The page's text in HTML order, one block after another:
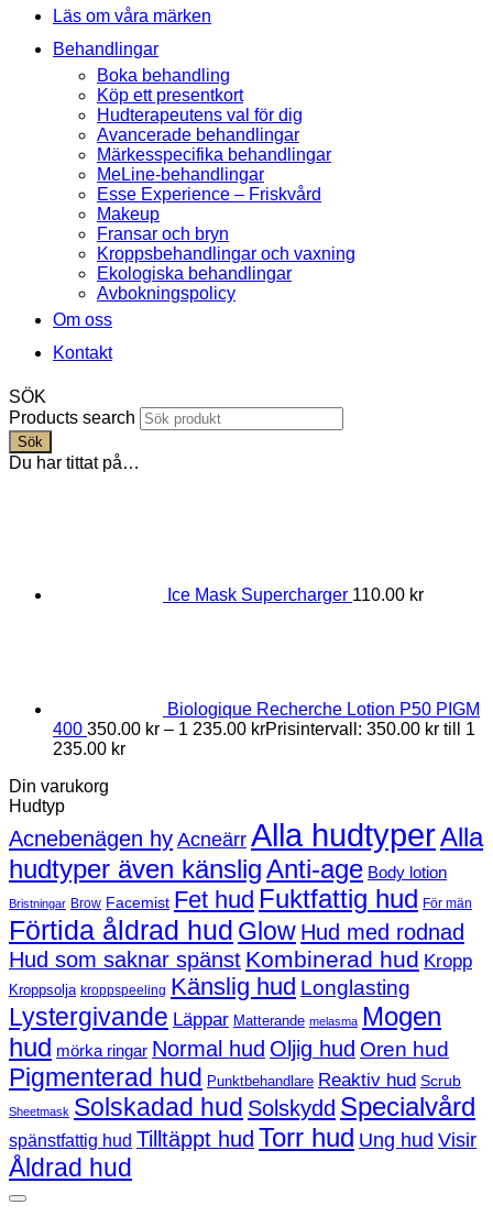
Läs om våra märken
Behandlingar
Boka behandling
Köp ett presentkort
Hudterapeutens val för dig
Avancerade behandlingar
Märkesspecifika behandlingar
MeLine-behandlingar
Esse Experience – Friskvård
Makeup
Fransar och bryn
Kroppsbehandlingar och vaxning
Ekologiska behandlingar
Avbokningspolicy
Om oss
Kontakt
SÖK
Products search
Sök
Du har tittat på…
Ice Mask Supercharger 110.00 kr
Biologique Recherche Lotion P50 PIGM
400 350.00 kr – 1 235.00 krPrisintervall: 350.00 kr till 1
235.00 kr
Din varukorg
Hudtyp
Acnebenägen hy Acneärr Alla hudtyperAlla
hudtyper även känsligAnti-age Body lotion
Bristningar Brow Facemist Fet hud Fuktfattig hud För män
Förtida åldrad hud Glow Hud med rodnad
Hud som saknar spänst Kombinerad hud Kropp
Kroppsolja kroppspeeling Känslig hud Longlasting
Lystergivande Läppar Matterande melasma Mogen
hud mörka ringar Normal hud Oljig hud Oren hud
Pigmenterad hud Punktbehandlare Reaktiv hud Scrub
Sheetmask Solskadad hud Solskydd Specialvård
spänstfattig hud Tilltäppt hud Torr hud Ung hud Visir
Åldrad hud